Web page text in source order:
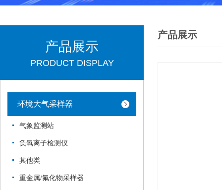
产品展示
PRODUCT DISPLAY
环境大气采样器
气象监测站
负氧离子检测仪
其他类
重金属/氟化物采样器
产品展示